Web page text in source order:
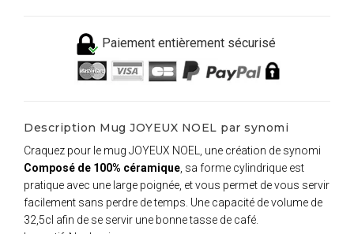
Paiement entièrement sécurisé
Description Mug JOYEUX NOEL par synomi
Craquez pour le mug JOYEUX NOEL, une création de synomi
Composé de 100% céramique , sa forme cylindrique est
pratique avec une large poignée, et vous permet de vous servir
facilement sans perdre de temps. Une capacité de volume de
32,5cl afin de se servir une bonne tasse de café.